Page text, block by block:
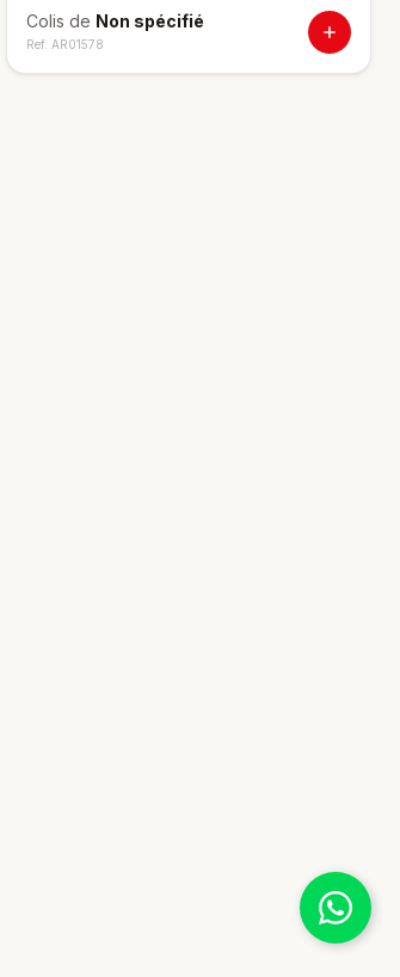
Colis de Non spécifié
Ref. AR01578